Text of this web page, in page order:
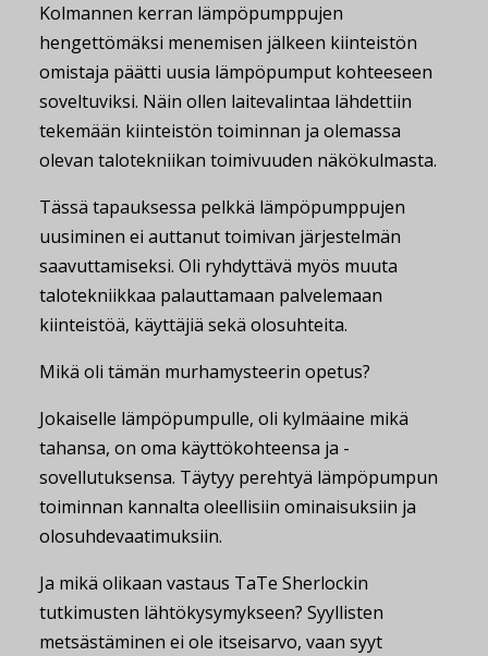
Kolmannen kerran lämpöpumppujen
hengettömäksi menemisen jälkeen kiinteistön
omistaja päätti uusia lämpöpumput kohteeseen
soveltuviksi. Näin ollen laitevalintaa lähdettiin
tekemään kiinteistön toiminnan ja olemassa
olevan talotekniikan toimivuuden näkökulmasta.
Tässä tapauksessa pelkkä lämpöpumppujen
uusiminen ei auttanut toimivan järjestelmän
saavuttamiseksi. Oli ryhdyttävä myös muuta
talotekniikkaa palauttamaan palvelemaan
kiinteistöä, käyttäjiä sekä olosuhteita.
Mikä oli tämän murhamysteerin opetus?
Jokaiselle lämpöpumpulle, oli kylmäaine mikä
tahansa, on oma käyttökohteensa ja -
sovellutuksensa. Täytyy perehtyä lämpöpumpun
toiminnan kannalta oleellisiin ominaisuksiin ja
olosuhdevaatimuksiin.
Ja mikä olikaan vastaus TaTe Sherlockin
tutkimusten lähtökysymykseen? Syyllisten
metsästäminen ei ole itseisarvo, vaan syyt